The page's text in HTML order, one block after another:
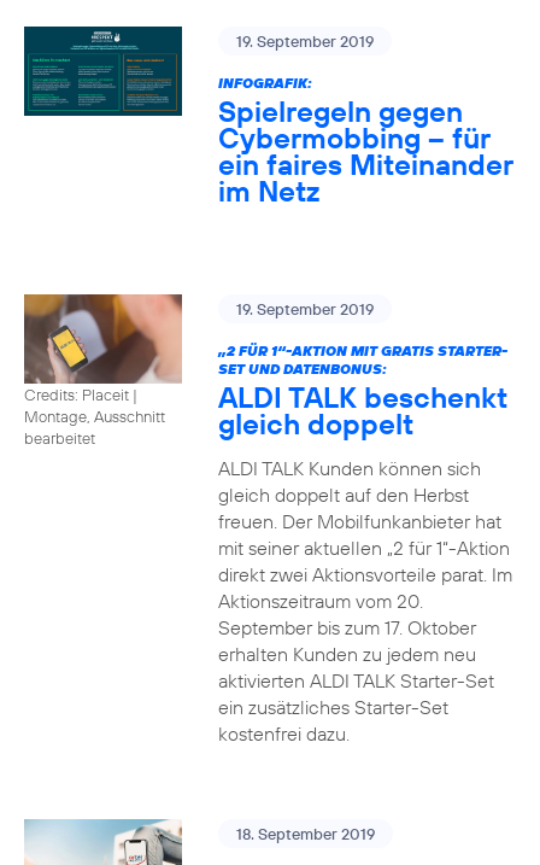
19. September 2019
INFOGRAFIK:
Spielregeln gegen
Cybermobbing – für
ein faires Miteinander
im Netz
Credits: Placeit |
Montage, Ausschnitt
bearbeitet
19. September 2019
„2 FÜR 1“-AKTION MIT GRATIS STARTER-
SET UND DATENBONUS:
ALDI TALK beschenkt
gleich doppelt
ALDI TALK Kunden können sich
gleich doppelt auf den Herbst
freuen. Der Mobilfunkanbieter hat
mit seiner aktuellen „2 für 1“-Aktion
direkt zwei Aktionsvorteile parat. Im
Aktionszeitraum vom 20.
September bis zum 17. Oktober
erhalten Kunden zu jedem neu
aktivierten ALDI TALK Starter-Set
ein zusätzliches Starter-Set
kostenfrei dazu.
18. September 2019